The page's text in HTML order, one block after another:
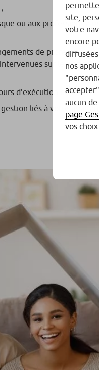
ou aux professions à
de profession ou
sur le plan de
d’exécution du contrat
liés à votre
site,
votre
encore
nos
aucun
page
vos